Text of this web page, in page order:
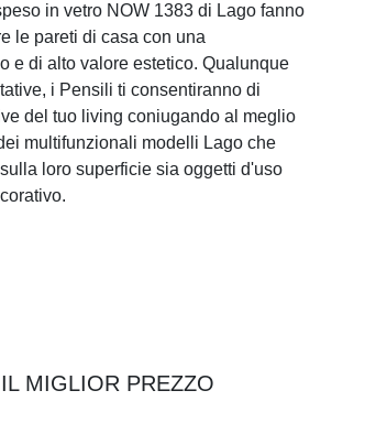
in vetro NOW 1383 di Lago fanno
le pareti di casa con una
e di alto valore estetico. Qualunque
i Pensili ti consentiranno di
del tuo living coniugando al meglio
multifunzionali modelli Lago che
loro superficie sia oggetti d'uso
MIGLIOR PREZZO